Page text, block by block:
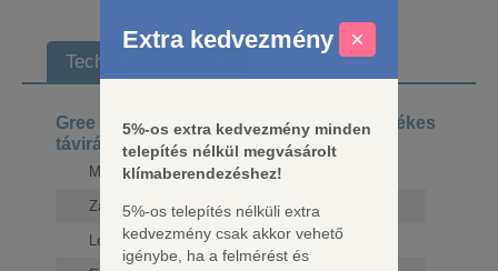
Technikai jellemzők
Gree Hővisszanyerős szellőzőgép, vezetékes
távirányítóval 500 M3/H
Méretek (beltéri) 1385×785×240 mm
Zajszint 55 dB
Légszállítás 500/450/400 m³/h
Extra kedvezmény ×
5%-os extra kedvezmény minden
telepítés nélkül megvásárolt
klímaberendezéshez!
5%-os telepítés nélküli extra
kedvezmény csak akkor vehető
igénybe, ha a felmérést és